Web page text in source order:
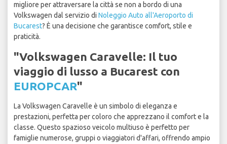
migliore per attraversare la città se non a bordo di una
Volkswagen dal servizio di Noleggio Auto all'Aeroporto di
Bucarest? È una decisione che garantisce comfort, stile e
praticità.
"Volkswagen Caravelle: Il tuo
viaggio di lusso a Bucarest con
EUROPCAR"
La Volkswagen Caravelle è un simbolo di eleganza e
prestazioni, perfetta per coloro che apprezzano il comfort e la
classe. Questo spazioso veicolo multiuso è perfetto per
famiglie numerose, gruppi o viaggiatori d'affari, offrendo ampio